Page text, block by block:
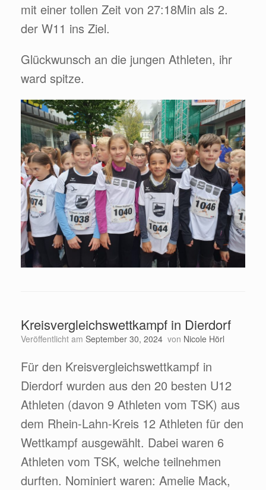
mit einer tollen Zeit von 27:18Min als 2.
der W11 ins Ziel.
Glückwunsch an die jungen Athleten, ihr
ward spitze.
Kreisvergleichswettkampf in Dierdorf
Veröffentlicht am September 30, 2024 von Nicole Hörl
Für den Kreisvergleichswettkampf in
Dierdorf wurden aus den 20 besten U12
Athleten (davon 9 Athleten vom TSK) aus
dem Rhein-Lahn-Kreis 12 Athleten für den
Wettkampf ausgewählt. Dabei waren 6
Athleten vom TSK, welche teilnehmen
durften. Nominiert waren: Amelie Mack,